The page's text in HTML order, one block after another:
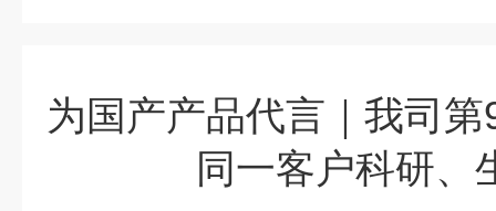
为国产产品代言｜我司
同一客户科研、